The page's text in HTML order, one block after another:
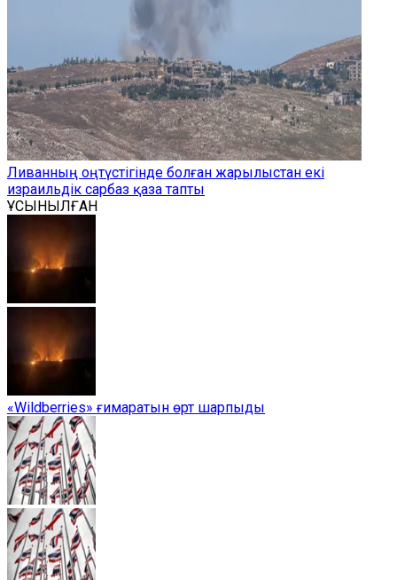
Ливанның оңтүстігінде болған жарылыстан екі
израильдік сарбаз қаза тапты
ҰСЫНЫЛҒАН
«Wildberries» ғимаратын өрт шарпыды